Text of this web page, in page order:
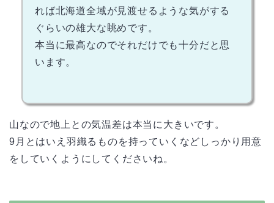
れば北海道全域が見渡せるような気がする
ぐらいの雄大な眺めです。
本当に最高なのでそれだけでも十分だと思
います。
山なので地上との気温差は本当に大きいです。
9月とはいえ羽織るものを持っていくなどしっかり用意
をしていくようにしてくださいね。